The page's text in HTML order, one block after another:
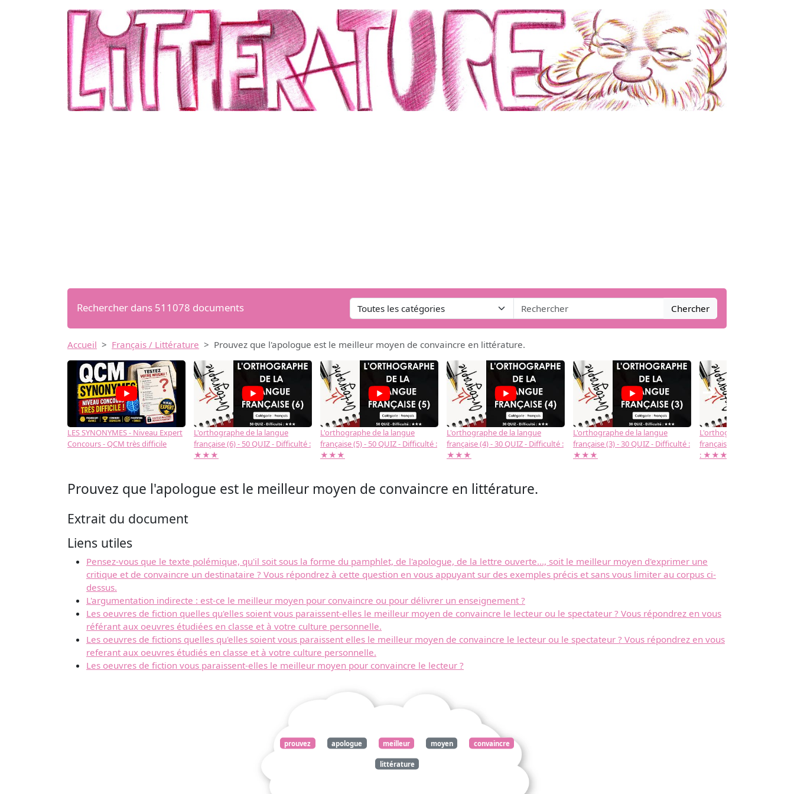
Rechercher dans 511078 documents Chercher
Accueil Français / Littérature Prouvez que l'apologue est le meilleur moyen de convaincre en littérature.
LES SYNONYMES - Niveau Expert
Concours - QCM très difficile
L'orthographe de la langue
française (6) - 50 QUIZ - Difficulté :
★★★
L'orthographe de la langue
française (5) - 50 QUIZ - Difficulté :
★★★
L'orthographe de la langue
française (4) - 30 QUIZ - Difficulté :
★★★
L'orthographe de la langue
française (3) - 30 QUIZ - Difficulté :
★★★
L'orthographe de la langue
française (2) -( 20 QUIZ -
: ★★★
→
Prouvez que l'apologue est le meilleur moyen de convaincre en littérature.
Extrait du document
Liens utiles
Pensez-vous que le texte polémique, qu'il soit sous la forme du pamphlet, de l'apologue, de la lettre ouverte..., soit le meilleur moyen d'exprimer une
critique et de convaincre un destinataire ? Vous répondrez à cette question en vous appuyant sur des exemples précis et sans vous limiter au corpus ci-
dessus.
L'argumentation indirecte : est-ce le meilleur moyen pour convaincre ou pour délivrer un enseignement ?
Les oeuvres de fiction quelles qu'elles soient vous paraissent-elles le meilleur moyen de convaincre le lecteur ou le spectateur ? Vous répondrez en vous
référant aux oeuvres étudiées en classe et à votre culture personnelle.
Les oeuvres de fictions quelles qu'elles soient vous paraissent elles le meilleur moyen de convaincre le lecteur ou le spectateur ? Vous répondrez en vous
referant aux oeuvres étudiés en classe et à votre culture personnelle.
Les oeuvres de fiction vous paraissent-elles le meilleur moyen pour convaincre le lecteur ?
prouvez apologue meilleur moyen convaincre
littérature